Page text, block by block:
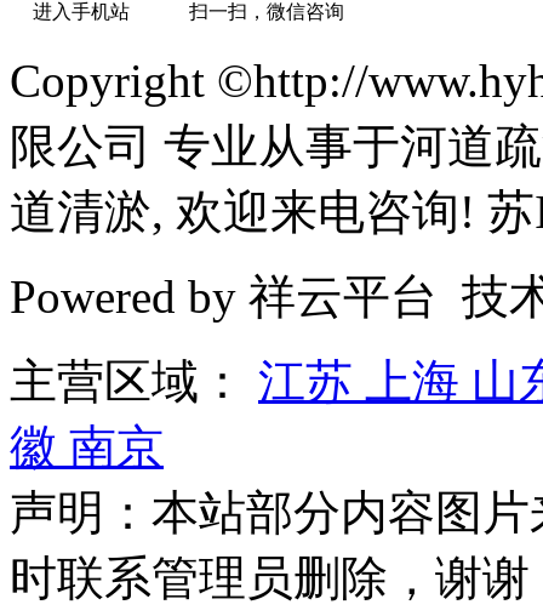
进入手机站 扫一扫，微信咨询
Copyright ©http://
限公司 专业从事于河道
道清淤, 欢迎来电咨询!
Powered by 祥云平台 技
主营区域： 江苏 上海 山
徽 南京
声明：本站部分内容图
时联系管理员删除，谢谢